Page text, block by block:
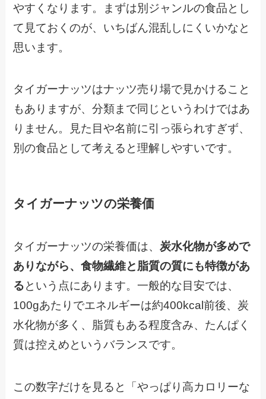
やすくなります。まずは別ジャンルの食品とし
て見ておくのが、いちばん混乱しにくいかなと
思います。
タイガーナッツはナッツ売り場で見かけること
もありますが、分類まで同じというわけではあ
りません。見た目や名前に引っ張られすぎず、
別の食品として考えると理解しやすいです。
タイガーナッツの栄養価
タイガーナッツの栄養価は、炭水化物が多めで
ありながら、食物繊維と脂質の質にも特徴があ
るという点にあります。一般的な目安では、
100gあたりでエネルギーは約400kcal前後、炭
水化物が多く、脂質もある程度含み、たんぱく
質は控えめというバランスです。
この数字だけを見ると「やっぱり高カロリーな